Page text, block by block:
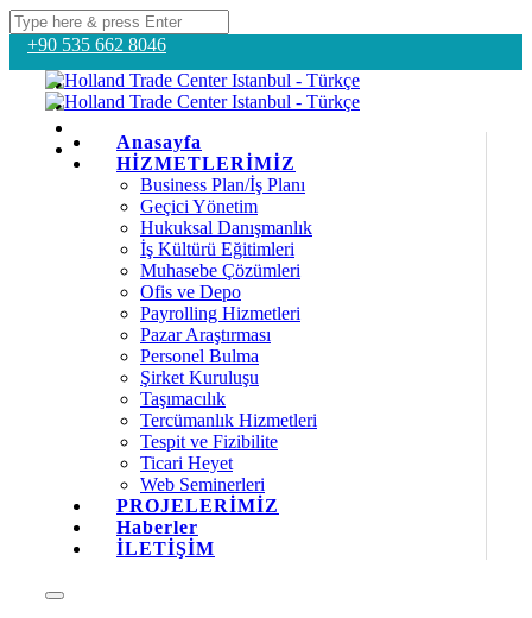
+90 535 662 8046
Anasayfa
HİZMETLERİMİZ
Business Plan/İş Planı
Geçici Yönetim
Hukuksal Danışmanlık
İş Kültürü Eğitimleri
Muhasebe Çözümleri
Ofis ve Depo
Payrolling Hizmetleri
Pazar Araştırması
Personel Bulma
Şirket Kuruluşu
Taşımacılık
Tercümanlık Hizmetleri
Tespit ve Fizibilite
Ticari Heyet
Web Seminerleri
PROJELERİMİZ
Haberler
İLETİŞİM